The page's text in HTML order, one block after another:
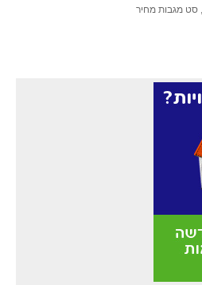
סט מגבות מחיר